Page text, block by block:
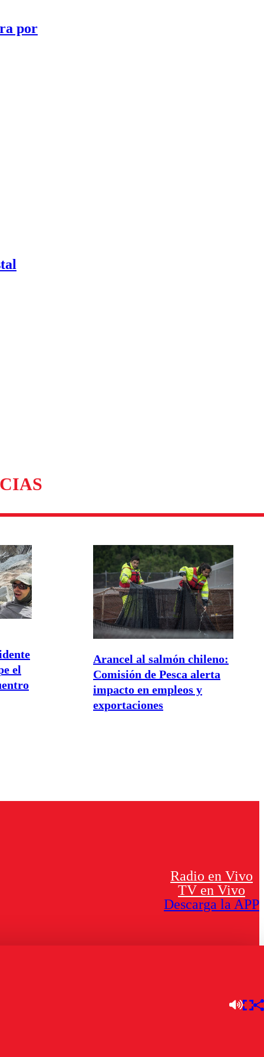
por
el
Arancel al salmón chileno:
Comisión de Pesca alerta
impacto en empleos y
exportaciones
Radio en Vivo
TV en Vivo
Descarga la APP